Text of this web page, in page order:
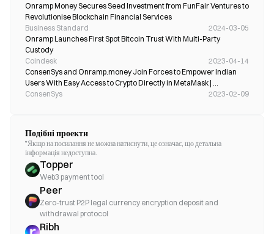
Onramp Money Secures Seed Investment from FunFair Ventures to
Revolutionise Blockchain Financial Services
Business Standard
2024-03-05
Onramp Launches First Spot Bitcoin Trust With Multi-Party
Custody
Coindesk
2023-04-14
ConsenSys and Onramp.money Join Forces to Empower Indian
Users With Easy Access to Crypto Directly in MetaMask |
ConsenSys
ConsenSys 2023-02-09
Подібні проекти
*Якщо на посилання не можна натиснути, це означає, що детальна
інформація недоступна.
Topper
Web3 payment tool
Peer
Zero-trust P2P legal currency encryption deposit and
withdrawal protocol
Ribh